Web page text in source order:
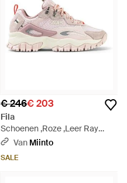
€ 246€ 203
Fila
Schoenen ,Roze ,Leer Ray
Tracer Tr2 - Roze
Van Miinto
SALE